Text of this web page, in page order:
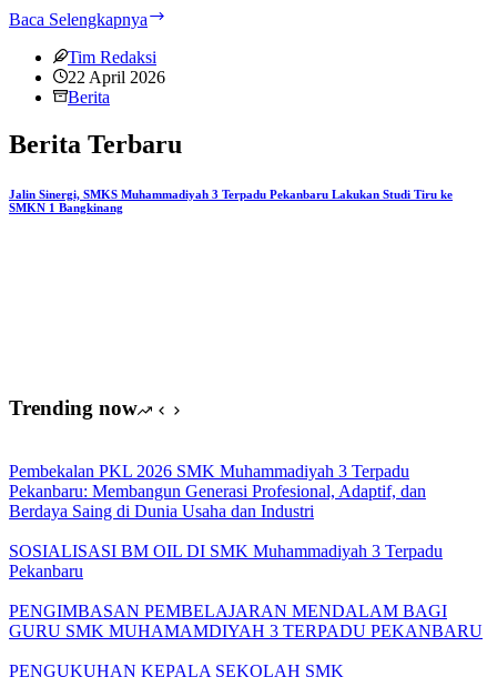
Baca Selengkapnya
Tim Redaksi
22 April 2026
Berita
Berita Terbaru
Jalin Sinergi, SMKS Muhammadiyah 3 Terpadu Pekanbaru Lakukan Studi Tiru ke
SMKN 1 Bangkinang
Trending now
Pembekalan PKL 2026 SMK Muhammadiyah 3 Terpadu
Pekanbaru: Membangun Generasi Profesional, Adaptif, dan
Berdaya Saing di Dunia Usaha dan Industri
SOSIALISASI BM OIL DI SMK Muhammadiyah 3 Terpadu
Pekanbaru
PENGIMBASAN PEMBELAJARAN MENDALAM BAGI
GURU SMK MUHAMAMDIYAH 3 TERPADU PEKANBARU
PENGUKUHAN KEPALA SEKOLAH SMK